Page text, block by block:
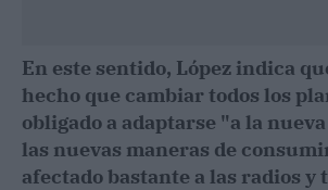
En este sentido, López indica
hecho que cambiar todos los
obligado a adaptarse "a la
las nuevas maneras de
afectado bastante a las radios y